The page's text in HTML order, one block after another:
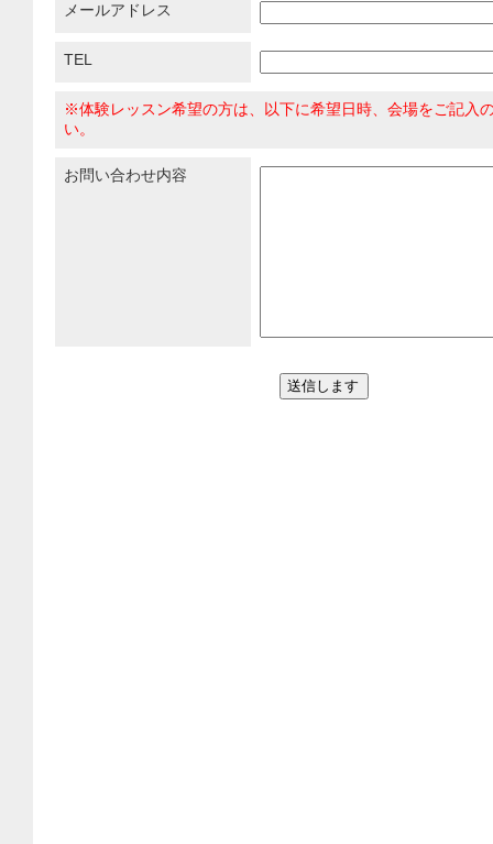
メールアドレス
TEL
※体験レッスン希望の方は、以下に希望日時、会場をご記入
い。
お問い合わせ内容